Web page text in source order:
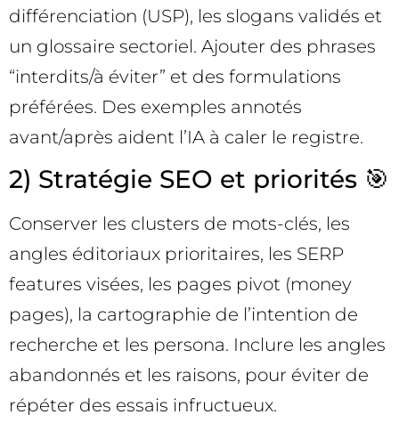
différenciation (USP), les slogans validés et
un glossaire sectoriel. Ajouter des phrases
“interdits/à éviter” et des formulations
préférées. Des exemples annotés
avant/après aident l’IA à caler le registre.
2) Stratégie SEO et priorités 🎯
Conserver les clusters de mots-clés, les
angles éditoriaux prioritaires, les SERP
features visées, les pages pivot (money
pages), la cartographie de l’intention de
recherche et les persona. Inclure les angles
abandonnés et les raisons, pour éviter de
répéter des essais infructueux.